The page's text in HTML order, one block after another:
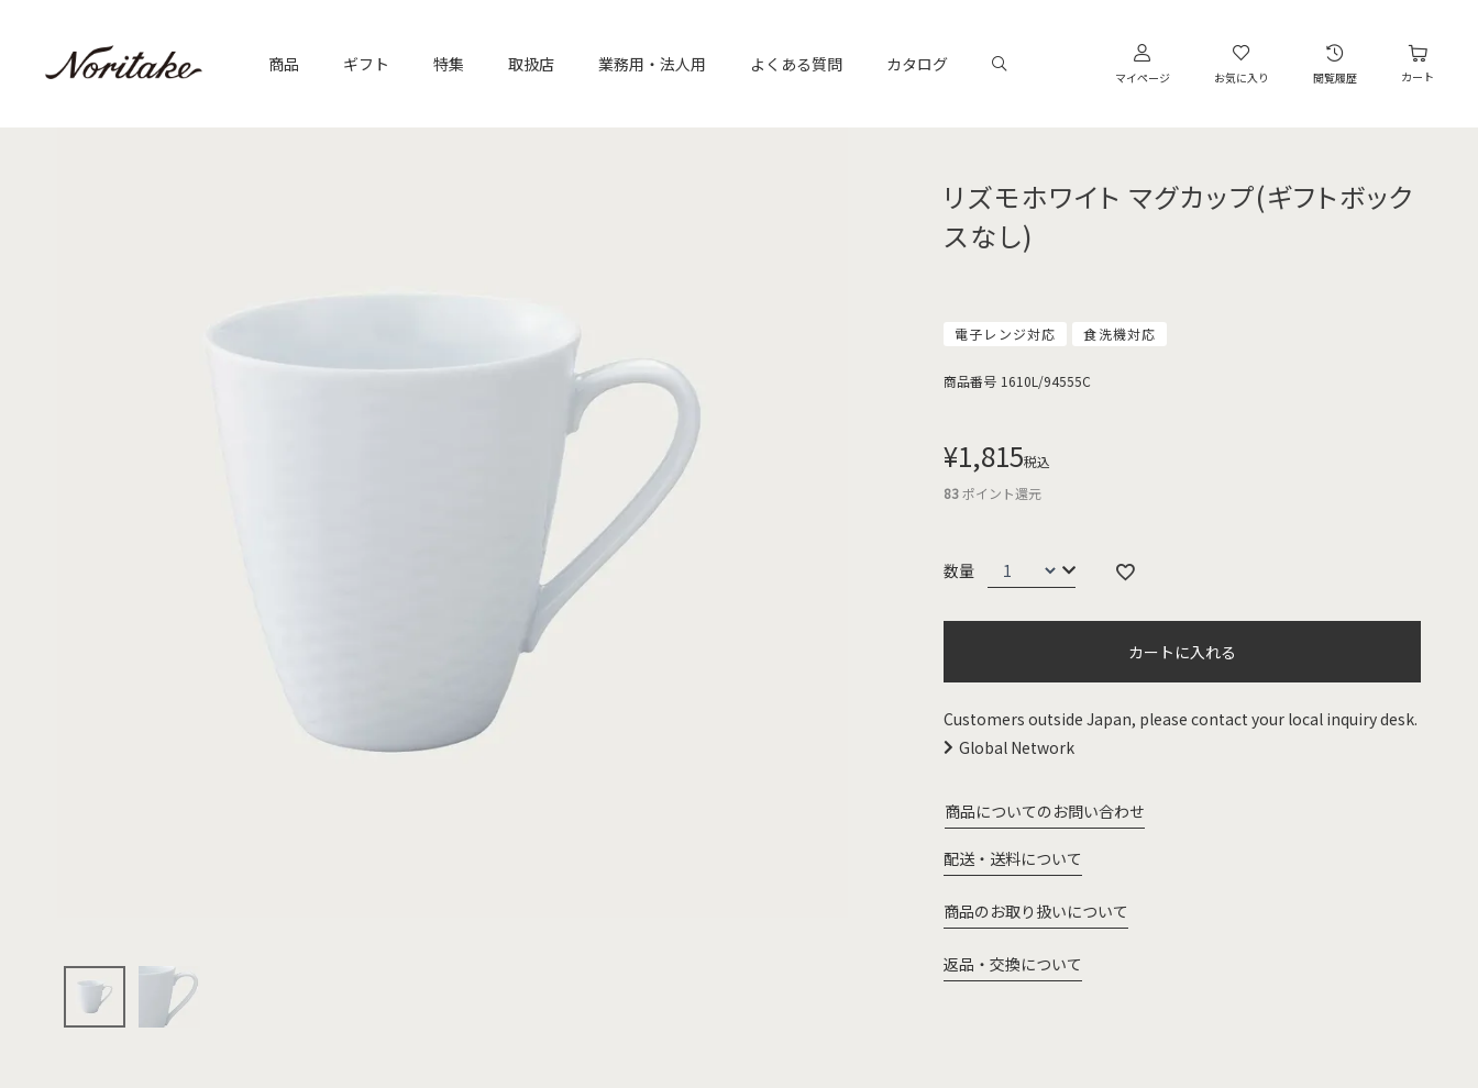
商品 ギフト 特集 取扱店 業務用・法人用 よくある質問 カタログ
マイページ お気に入り 閲覧履歴 カート
リズモホワイト マグカップ(ギフトボック
スなし)
電子レンジ対応 食洗機対応
商品番号 1610L/94555C
¥1,815税込
83ポイント還元
カートに入れる
Customers outside Japan, please contact your local inquiry desk.
Global Network
商品についてのお問い合わせ
配送・送料について
商品のお取り扱いについて
返品・交換について